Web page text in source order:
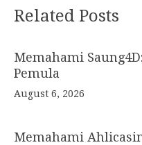
Related Posts
Memahami
Pemula
August 6, 2026
Memahami
Post